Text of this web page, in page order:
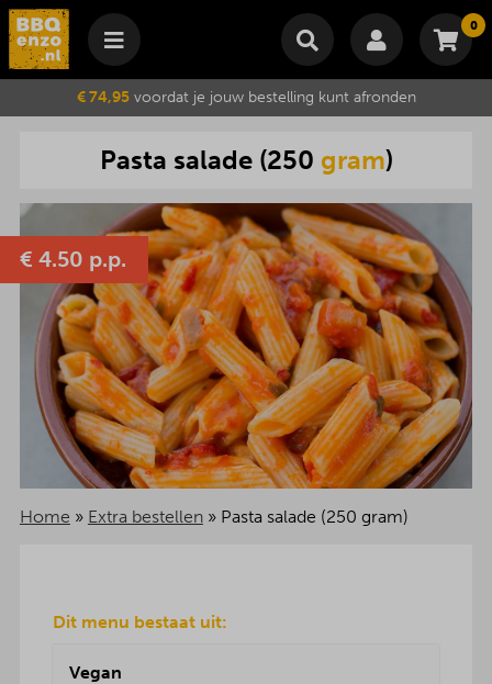
0
Winkelmand
Je winkelwagen is momenteel leeg.
Subtotaal €
Wijzig winkelmand Bestellen
€ 74,95voordat je jouw bestelling kunt afronden
€ 4.50 p.p.
Pasta salade(250 gram)
Home » Extra bestellen» Pasta salade (250 gram)
Dit menu bestaat uit:
Vegan